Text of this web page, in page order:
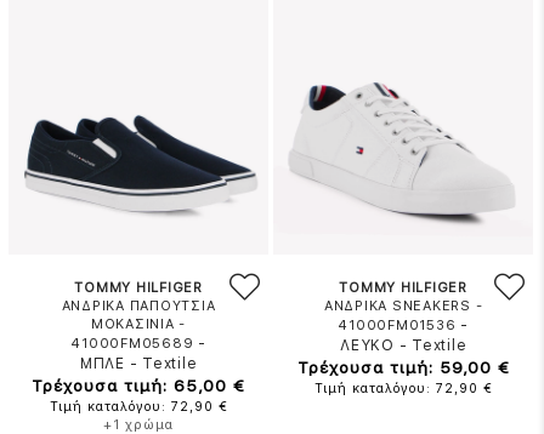
TOMMY HILFIGER
ΑΝΔΡΙΚΑ ΠΑΠΟΥΤΣΙΑ
ΜΟΚΑΣΙΝΙΑ -
41000FM05689 -
ΜΠΛΕ - Textile
Τρέχουσα τιμή: 65,00 €
Τιμή καταλόγου: 72,90 €
+1 χρώμα
TOMMY HILFIGER
ΑΝΔΡΙΚΑ SNEAKERS -
41000FM01536 -
ΛΕΥΚΟ - Textile
Τρέχουσα τιμή: 59,00 €
Τιμή καταλόγου: 72,90 €